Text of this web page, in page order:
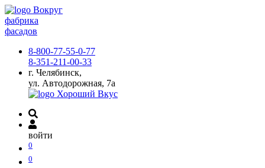
фабрика
фасадов
8-800-77-55-0-77
8-351-211-00-33
г. Челябинск,
ул. Автодорожная, 7а
войти
0
0